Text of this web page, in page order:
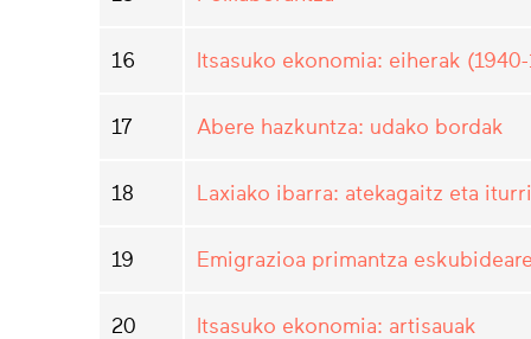
16 Itsasuko ekonomia: eiherak
17 Abere hazkuntza: udako bordak
18 Laxiako ibarra: atekagaitz eta
19 Emigrazioa primantza
20 Itsasuko ekonomia: artisauak